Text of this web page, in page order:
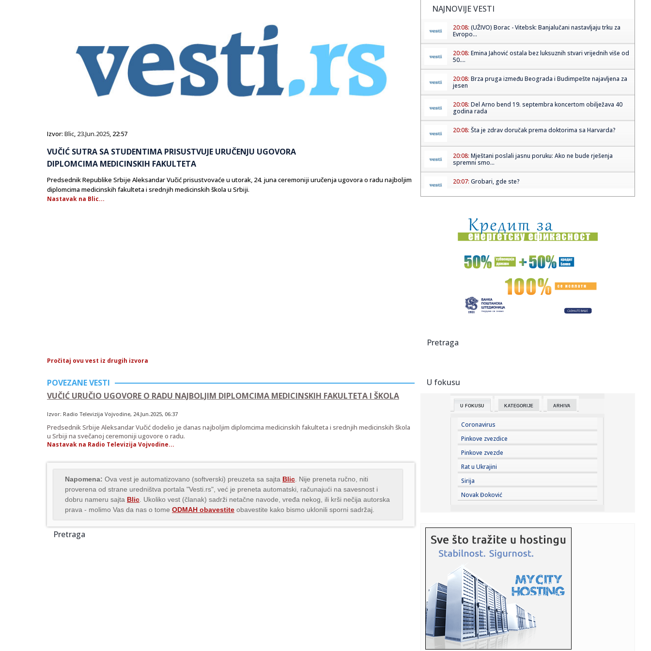
Izvor: Blic, 23.Jun.2025, 22:57
VUČIĆ SUTRA SA STUDENTIMA PRISUSTVUJE URUČENJU UGOVORA
DIPLOMCIMA MEDICINSKIH FAKULTETA
Predsednik Republike Srbije Aleksandar Vučić prisustvovaće u utorak, 24. juna ceremoniji uručenja ugovora o radu najboljim
diplomcima medicinskih fakulteta i srednjih medicinskih škola u Srbiji.
Nastavak na Blic...
Pročitaj ovu vest iz drugih izvora
POVEZANE VESTI
VUČIĆ URUČIO UGOVORE O RADU NAJBOLJIM DIPLOMCIMA MEDICINSKIH FAKULTETA I ŠKOLA
Izvor: Radio Televizija Vojvodine, 24.Jun.2025, 06:37
Predsednik Srbije Aleksandar Vučić dodelio je danas najboljim diplomcima medicinskih fakulteta i srednjih medicinskih škola
u Srbiji na svečanoj ceremoniji ugovore o radu.
Nastavak na Radio Televizija Vojvodine...
Napomena: Ova vest je automatizovano (softverski) preuzeta sa sajta Blic . Nije preneta ručno, niti
proverena od strane uredništva portala "Vesti.rs", već je preneta automatski, računajući na savesnost i
dobru nameru sajta Blic . Ukoliko vest (članak) sadrži netačne navode, vređa nekog, ili krši nečija autorska
prava - molimo Vas da nas o tome ODMAH obavestite obavestite kako bismo uklonili sporni sadržaj.
Pretraga
NAJNOVIJE VESTI
20:08: (UŽIVO) Borac - Vitebsk: Banjalučani nastavljaju trku za
Evropo...
20:08: Emina Jahović ostala bez luksuznih stvari vrijednih više od
50....
20:08: Brza pruga između Beograda i Budimpešte najavljena za
jesen
20:08: Del Arno bend 19. septembra koncertom obilježava 40
godina rada
20:08: Šta je zdrav doručak prema doktorima sa Harvarda?
20:08: Mještani poslali jasnu poruku: Ako ne bude rješenja
spremni smo...
20:07: Grobari, gde ste?
20:04:Kostić predstavljen u Ajndhovenu: Kada je stigao poziv,
odmah sa...
20:00:Iran priprema zakon koji bi neprijateljskim brodovima
zabranio pr...
Počela inspekcijska kontrola neracionalne potrošnje vode
20:00:Tukovi poslije godina straha dobili zaštitu: Zid čuva
"Na 4...
20:00:
19:59: Zelenski presekao: Smenjeni su
19:54:Dejvis i Vašington – odložena važna odluka
19:53:Novi Skaj podaci stigli u Srbiju, Evrodžast pokreće akciju
"Let...
19:52:Šta je policija pronašla u spavaćoj sobi Majkla Džeksona?
Biv...
19:48: Italijani odbijeni; Sud odlučio: Nisu oštećeni u požaru u
Kra...
19:46:
P...
19:44:Evo kakvo je stanje na granicama: Putnička vozila čekaju tri
sa...
19:44:SVE JE DOGOVORENO PREKO MARINA: Agent otkrio šta se
dešavalo iz...
19:42:Automobili na granicama čekaju od tri sata do 20 minuta
Pretraga
U fokusu
U FOKUSU KATEGORIJE ARHIVA
Coronavirus
Pinkove zvezdice
Pinkove zvezde
Rat u Ukrajini
Sirija
Novak Đoković